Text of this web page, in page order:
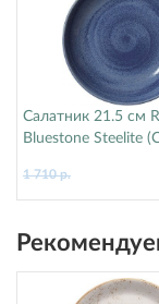
Салатник 21.5 см
Bluestone Steelite
1 710 р.